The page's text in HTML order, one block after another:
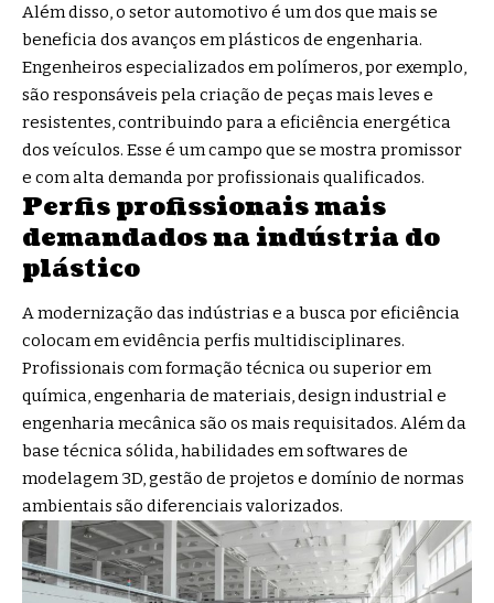
Além disso, o setor automotivo é um dos que mais se
beneficia dos avanços em plásticos de engenharia.
Engenheiros especializados em polímeros, por exemplo,
são responsáveis pela criação de peças mais leves e
resistentes, contribuindo para a eficiência energética
dos veículos. Esse é um campo que se mostra promissor
e com alta demanda por profissionais qualificados.
Perfis profissionais mais
demandados na indústria do
plástico
A modernização das indústrias e a busca por eficiência
colocam em evidência perfis multidisciplinares.
Profissionais com formação técnica ou superior em
química, engenharia de materiais, design industrial e
engenharia mecânica são os mais requisitados. Além da
base técnica sólida, habilidades em softwares de
modelagem 3D, gestão de projetos e domínio de normas
ambientais são diferenciais valorizados.